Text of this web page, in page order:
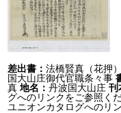
差出書：法橋賢真（花押）
国大山庄御代官職条々事
真 地名：丹波国大山庄 刊
グへのリンクをご参照くだ
ユニオンカタログへのリン